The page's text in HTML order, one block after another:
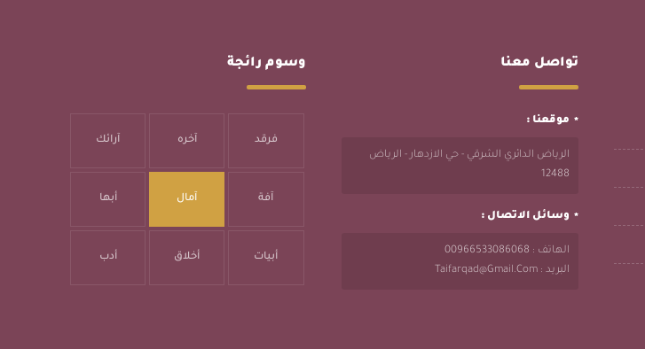
تواصل معنا
موقعنا :
الرياض الدائري الشرقي - حي الازدهار - الرياض
12488
وسائل الاتصال :
الهاتف : 00966533086068
البريد : Taifarqad@gmail.com
وسوم رائجة
فرقد آخره آرائك
آفة آمال أبها
أبيات أخلاق أدب